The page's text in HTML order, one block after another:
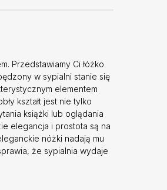
Przedstawiamy Ci łóżko
w sypialni stanie się
elementem
kształt jest nie tylko
książki lub oglądania
elegancja i prostota są na
nóżki nadają mu
że sypialnia wydaje